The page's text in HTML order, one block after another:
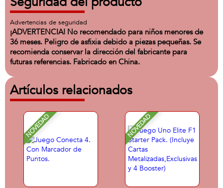
Advertencias de seguridad
¡ADVERTENCIA! No recomendado para niños menores de
36 meses. Peligro de asfixia debido a piezas pequeñas. Se
recomienda conservar la dirección del fabricante para
futuras referencias. Fabricado en China.
Artículos relacionados
NOVEDAD NOVEDAD